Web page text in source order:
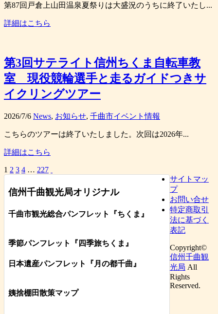
第87回戸倉上山田温泉夏祭りは大盛況のうちに終了いたし...
詳細はこちら
第3回サテライト信州ちくま自転車教
室 現役競輪選手と走るガイドつきサ
イクリングツアー
2026/7/6 News, お知らせ, 千曲市イベント情報
こちらのツアーは終了いたしました。次回は2026年...
詳細はこちら
1 2 3 4 … 227
信州千曲観光局オリジナル
千曲市観光総合パンフレット 『ちくま 』
季節パンフレット『四季旅ちくま』
日本遺産パンフレット 『月の都千曲 』
姨捨棚田散策マップ
サイトマッ
プ
お問い合せ
特定商取引
法に基づく
表記
Copyright©
信州千曲観
光局 All
Rights
Reserved.